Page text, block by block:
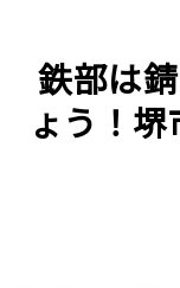
鉄部は
ょう！